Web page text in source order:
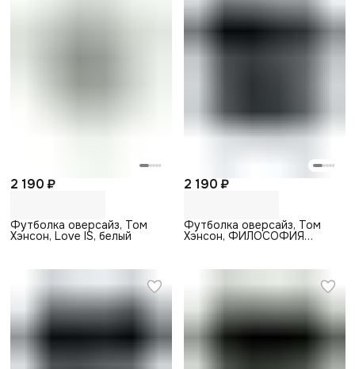
2 190 ₽
Футболка оверсайз, Том
Хэнсон, Love IS, белый
2 190 ₽
Футболка оверсайз, Том
Хэнсон, ФИЛОСОФИЯ